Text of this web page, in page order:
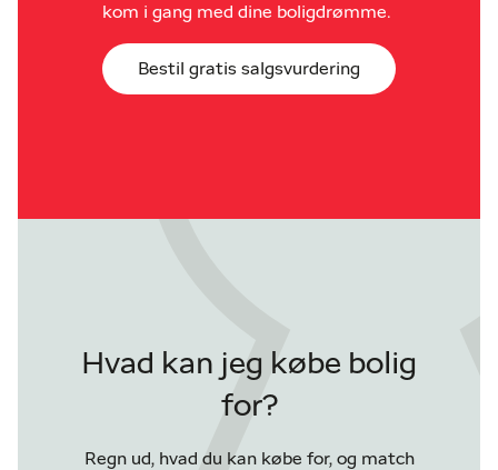
kom i gang med dine boligdrømme.
Bestil gratis salgsvurdering
Hvad kan jeg købe bolig
for?
Regn ud, hvad du kan købe for, og match